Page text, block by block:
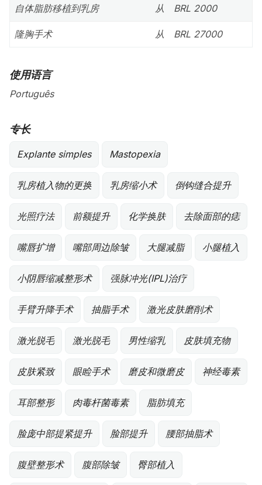
自体脂肪移植到乳房 从 BRL 2000
隆胸手术 从 BRL 27000
使用语言
Português
专长
Explante simples Mastopexia
乳房植入物的更换 乳房缩小术 倒钩缝合提升
光照疗法 前额提升 化学换肤 去除面部的痣
嘴唇扩增 嘴部周边除皱 大腿减脂 小腿植入
小阴唇缩减整形术 强脉冲光(IPL)治疗
手臂升降手术 抽脂手术 激光皮肤磨削术
激光脱毛 激光脱毛 男性缩乳 皮肤填充物
皮肤紧致 眼睑手术 磨皮和微磨皮 神经毒素
耳部整形 肉毒杆菌毒素 脂肪填充
脸庞中部提紧提升 脸部提升 腰部抽脂术
腹壁整形术 腹部除皱 臀部植入